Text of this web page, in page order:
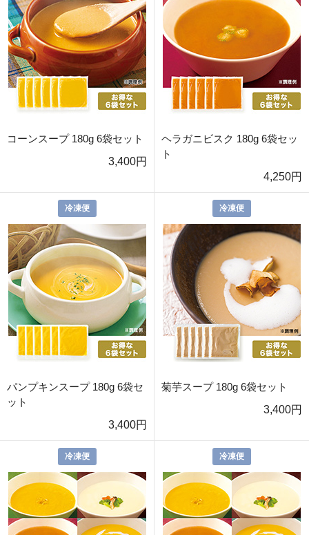
コーンスープ 180g 6袋セット
3,400円
ヘラガニビスク 180g 6袋セッ
ト
4,250円
冷凍便
パンプキンスープ 180g 6袋セ
ット
3,400円
冷凍便
菊芋スープ 180g 6袋セット
3,400円
冷凍便 冷凍便